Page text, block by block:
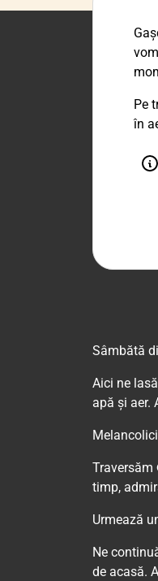
Pe
în
Sâmbătă
Aici ne
apă și aer.
Traversăm
timp,
Urmează
Ne
de acasă.